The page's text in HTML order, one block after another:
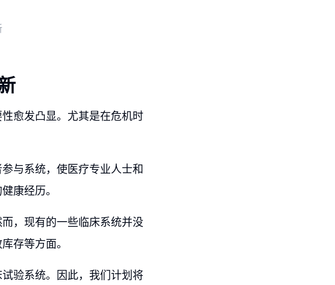
愈发凸显。尤其是在危机时
与系统，使医疗专业人士和
康经历。
，现有的一些临床系统并没
存等方面。
验系统。因此，我们计划将